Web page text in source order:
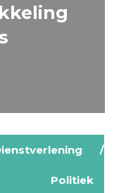
Politiek